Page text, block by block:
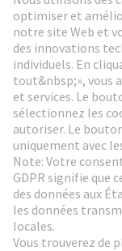
Aller à
Social Media